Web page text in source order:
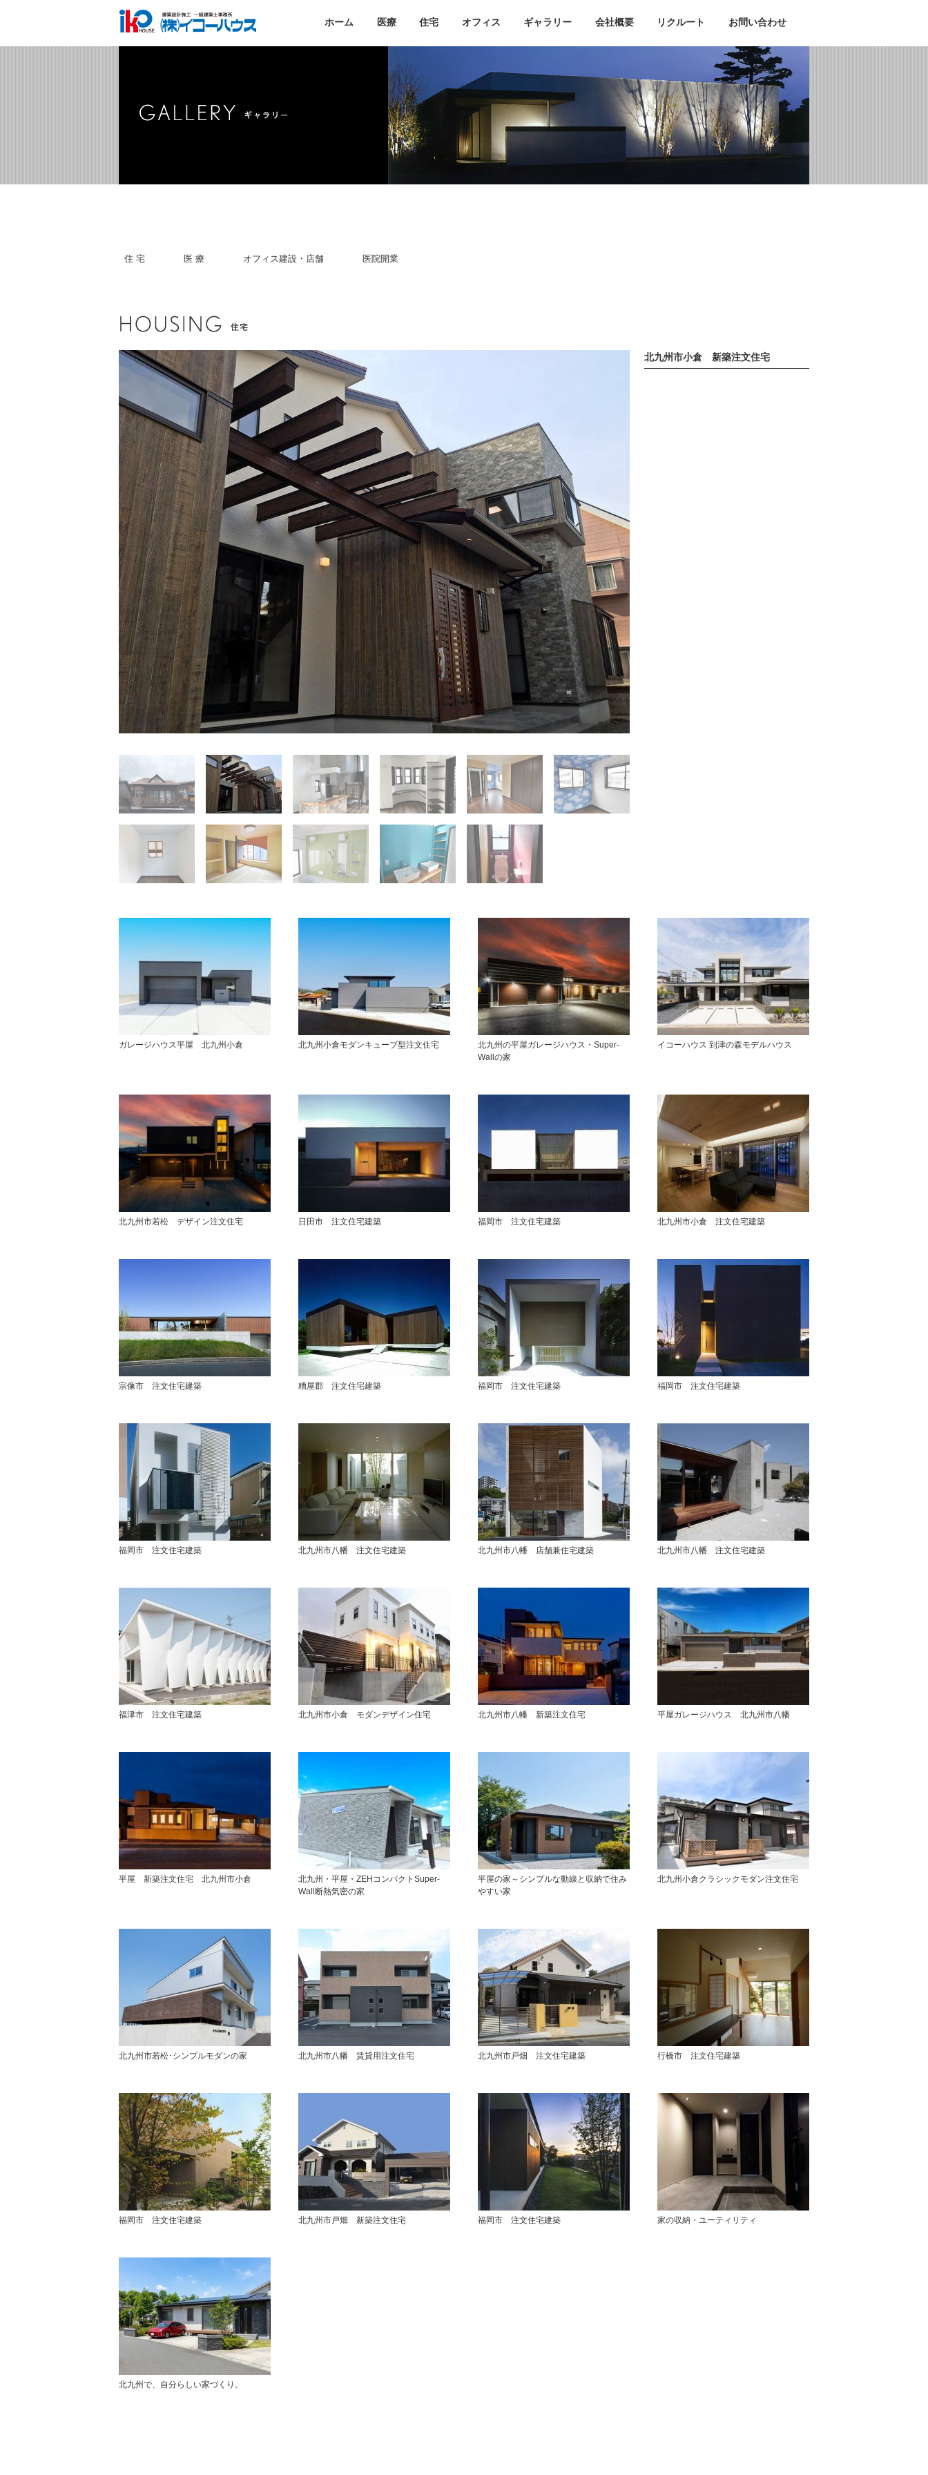
ホーム 医療
開業医療支援
不動産
住宅
リフォーム
リノベーション
オフィス ギャラリー 会社概要 リクルート お問い合わせ
住 宅 医 療 オフィス建設・店舗 医院開業
北九州市小倉 新築注文住宅
ガレージハウス平屋 北九州小倉 北九州小倉モダンキューブ型注文住宅
北九州の平屋ガレージハウス・Super-
Wallの家
イコーハウス 到津の森モデルハウス
北九州市若松 デザイン注文住宅 日田市 注文住宅建築 福岡市 注文住宅建築 北九州市小倉 注文住宅建築
宗像市 注文住宅建築 糟屋郡 注文住宅建築 福岡市 注文住宅建築 福岡市 注文住宅建築
福岡市 注文住宅建築 北九州市八幡 注文住宅建築 北九州市八幡 店舗兼住宅建築 北九州市八幡 注文住宅建築
福津市 注文住宅建築 北九州市小倉 モダンデザイン住宅 北九州市八幡 新築注文住宅 平屋ガレージハウス 北九州市八幡
平屋 新築注文住宅 北九州市小倉
北九州・平屋・ZEHコンパクトSuper-
Wall断熱気密の家
平屋の家～シンプルな動線と収納で住み
やすい家
北九州小倉クラシックモダン注文住宅
北九州市若松･シンプルモダンの家 北九州市八幡 賃貸用注文住宅 北九州市戸畑 注文住宅建築 行橋市 注文住宅建築
福岡市 注文住宅建築 北九州市戸畑 新築注文住宅 福岡市 注文住宅建築 家の収納・ユーティリティ
北九州で、自分らしい家づくり。